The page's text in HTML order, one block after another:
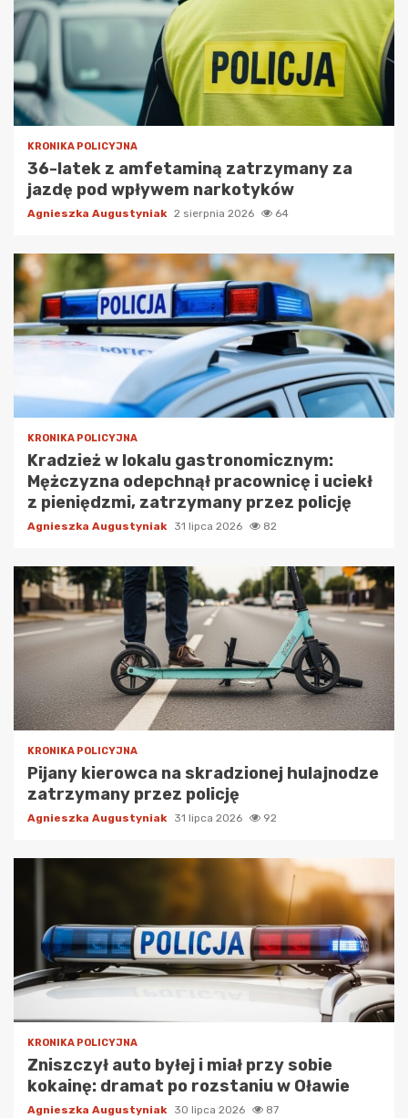
KRONIKA POLICYJNA
36-latek z amfetaminą zatrzymany za
jazdę pod wpływem narkotyków
Agnieszka Augustyniak 2 sierpnia 2026 64
KRONIKA POLICYJNA
Kradzież w lokalu gastronomicznym:
Mężczyzna odepchnął pracownicę i uciekł
z pieniędzmi, zatrzymany przez policję
Agnieszka Augustyniak 31 lipca 2026 82
KRONIKA POLICYJNA
Pijany kierowca na skradzionej hulajnodze
zatrzymany przez policję
Agnieszka Augustyniak 31 lipca 2026 92
KRONIKA POLICYJNA
Zniszczył auto byłej i miał przy sobie
kokainę: dramat po rozstaniu w Oławie
Agnieszka Augustyniak 30 lipca 2026 87